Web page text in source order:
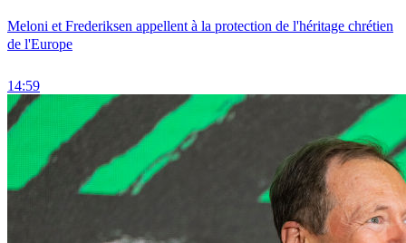
Meloni et Frederiksen appellent à la protection de l'héritage chrétien
de l'Europe
14:59